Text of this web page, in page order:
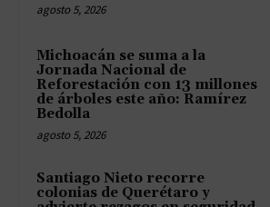
agosto 5, 2026
Michoacán se suma a la
Jornada Nacional de
Reforestación con 13 millones
de árboles este año: Ramírez
Bedolla
agosto 5, 2026
Santiago Nieto recorre
colonias de Querétaro y